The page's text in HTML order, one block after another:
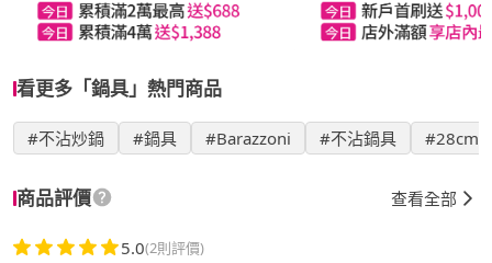
看更多「鍋具」熱門商品
#不沾炒鍋 #鍋具 #Barazzoni #不沾鍋具 #28cm
商品評價 查看全部
5.0(2則評價)